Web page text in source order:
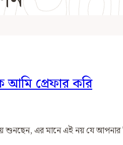
আমি প্রেফার করি
শুনছেন, এর মানে এই নয় যে